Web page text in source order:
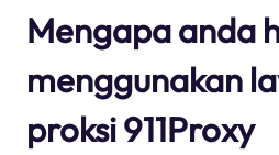
Mengapa anda
menggunakan
proksi 911Proxy